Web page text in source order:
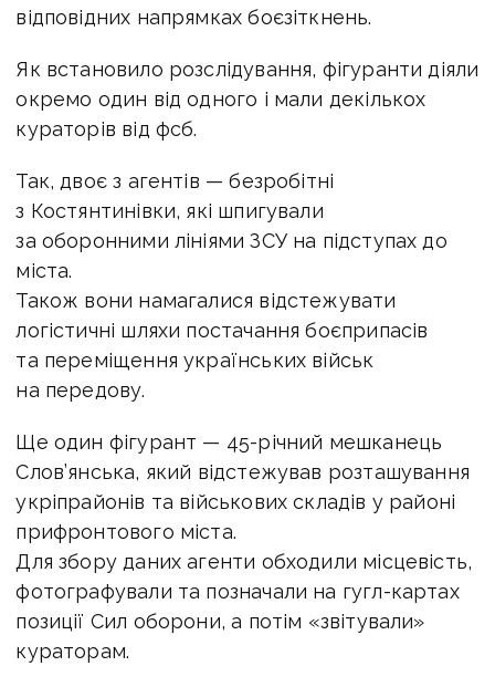
відповідних напрямках боєзіткнень.
Як встановило розслідування, фігуранти діяли
окремо один від одного і мали декількох
кураторів від фсб.
Так, двоє з агентів — безробітні
з Костянтинівки, які шпигували
за оборонними лініями ЗСУ на підступах до
міста.
Також вони намагалися відстежувати
логістичні шляхи постачання боєприпасів
та переміщення українських військ
на передову.
Ще один фігурант — 45-річний мешканець
Слов’янська, який відстежував розташування
укріпрайонів та військових складів у районі
прифронтового міста.
Для збору даних агенти обходили місцевість,
фотографували та позначали на гугл-картах
позиції Сил оборони, а потім «звітували»
кураторам.